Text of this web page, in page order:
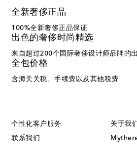
全新奢侈正品
100%全新奢侈正品保证
出色的奢侈时尚精选
来自超过200个国际奢侈设计师品牌的
全包价格
含海关关税、手续费以及其他税费
个性化客户服务
联系我们
关于我们